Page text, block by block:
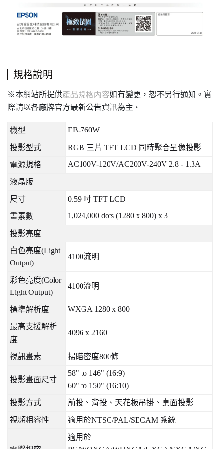
規格說明
※本網站所提供產品規格內容如有變更，恕不另行通知。實
際請以各廠牌官方最新公告資訊為主。
機型 EB-760W
投影型式 RGB 三片 TFT LCD 同時聚合呈像投影
電源規格 AC100V-120V/AC200V-240V 2.8 - 1.3A
液晶版
尺寸 0.59 吋 TFT LCD
畫素數 1,024,000 dots (1280 x 800) x 3
投影亮度
白色亮度(Light
Output)
4100流明
彩色亮度(Color
Light Output)
4100流明
標準解析度 WXGA 1280 x 800
最高支援解析
度
4096 x 2160
視訊畫素 掃瞄密度800條
投影畫面尺寸
58" to 146" (16:9)
60" to 150" (16:10)
投影方式 前投、背投、天花板吊掛、桌面投影
視頻相容性 適用於NTSC/PAL/SECAM 系統
適用於